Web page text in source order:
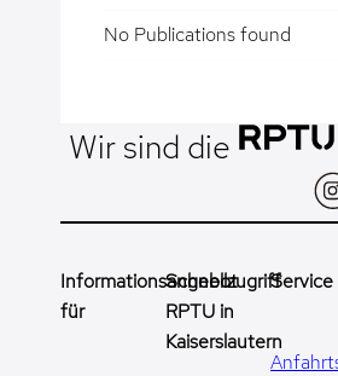
No Publications found
Wir sind die
Informationsangebot
für
Schnellzugriff
RPTU in
Kaiserslautern
Service